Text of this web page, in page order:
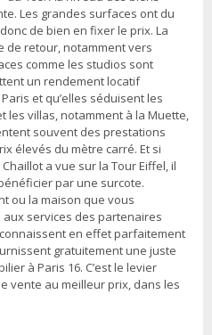
Les grandes surfaces ont du
de bien en fixer le prix. La
de retour, notamment vers
comme les studios sont
un rendement locatif
et qu’elles séduisent les
les villas, notamment à la Muette,
souvent des prestations
élevés du mètre carré. Et si
a vue sur la Tour Eiffel, il
par une surcote.
ou la maison que vous
services des partenaires
en effet parfaitement
gratuitement une juste
à Paris 16. C’est le levier
vente au meilleur prix, dans les